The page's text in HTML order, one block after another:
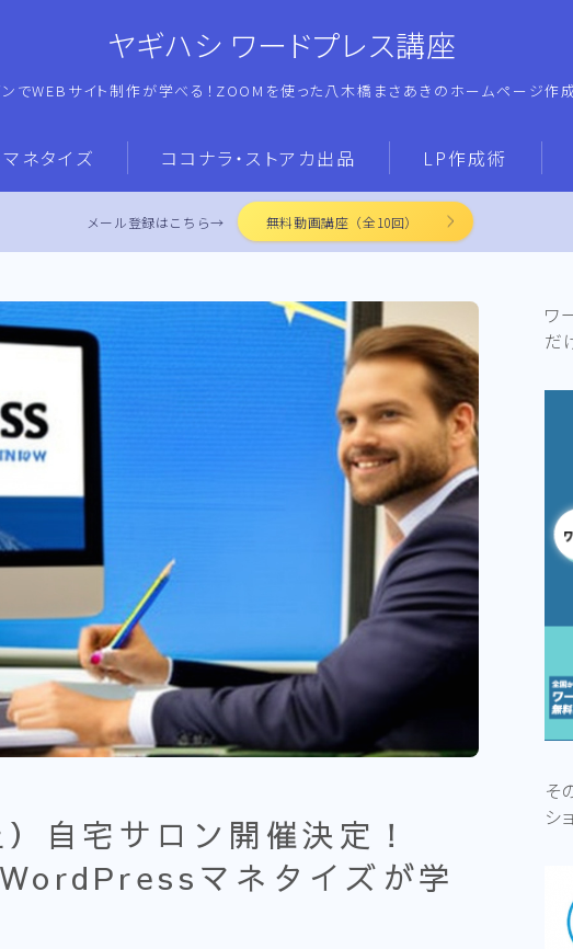
ヤギハシ ワードプレス講座
ンでWEBサイト制作が学べる！ZOOMを使った八木橋まさあきのホームページ作
ネタイズ ココナラ・ストアカ出品 LP作成術
メール登録はこちら→ 無料動画講座（全10回）
自宅サロン開催決定！
マネタイズが学
ワ
だ
そ
シ